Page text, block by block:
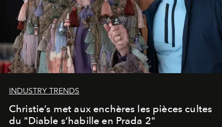
INDUSTRY TRENDS
Christie’s met aux enchères les pièces cultes
du "Diable s’habille en Prada 2"